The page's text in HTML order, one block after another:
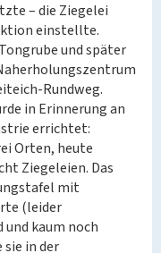
– die Ziegelei
einstellte.
und später
Rundweg.
in Erinnerung an
errichtet:
Orten, heute
Ziegeleien. Das
mit
(leider
kaum noch
in der